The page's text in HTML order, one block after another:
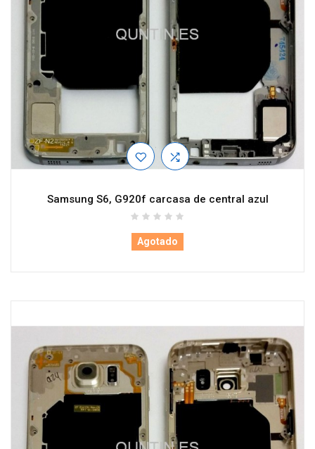
Samsung S6, G920f carcasa de central azul
Agotado